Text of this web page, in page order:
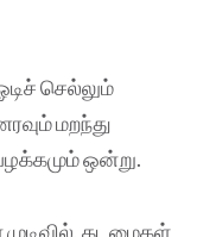
செல்லும்
மறந்து
ஒன்று.
கடமைகள்